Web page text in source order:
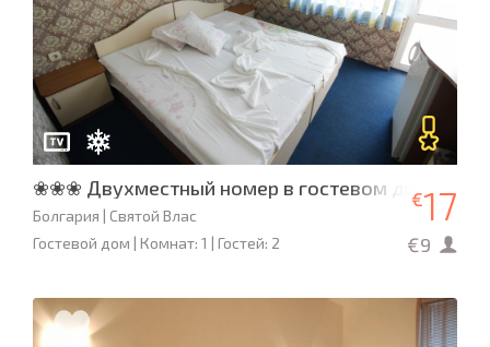
❀❀❀ Двухместный номер в гостевом доме
Болгария | Святой Влас
Гостевой дом | Комнат: 1 | Гостей: 2
€17
€9